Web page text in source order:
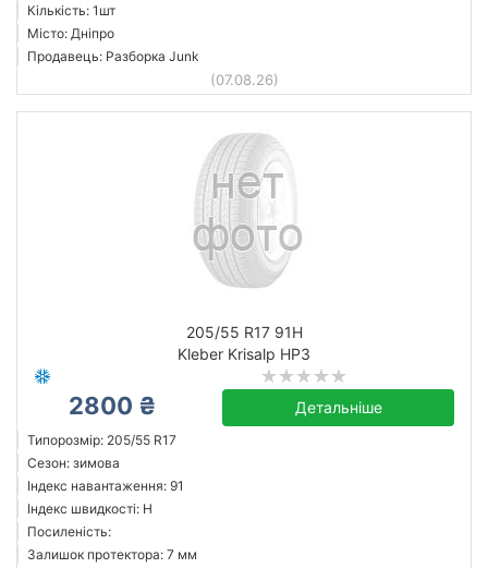
Кількість: 1шт
Місто: Дніпро
Продавець: Разборка Junk
(07.08.26)
205/55 R17 91H
Kleber Krisalp HP3
2800 ₴ Детальніше
Типорозмір: 205/55 R17
Сезон: зимова
Індекс навантаження: 91
Індекс швидкості: H
Посиленість:
Залишок протектора: 7 мм